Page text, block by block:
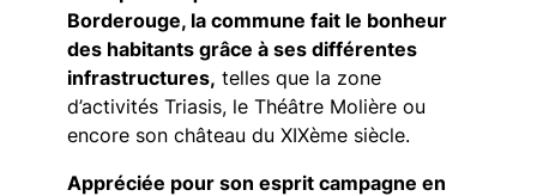
Borderouge, la commune fait le bonheur
des habitants grâce à ses différentes
infrastructures, telles que la zone
d’activités Triasis, le Théâtre Molière ou
encore son château du XIXème siècle.
Appréciée pour son esprit campagne en